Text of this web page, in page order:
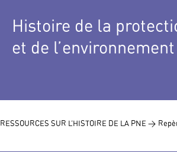
Histoire de la
et de l’environnement
RESSOURCES SUR L’HISTOIRE DE LA PNE >